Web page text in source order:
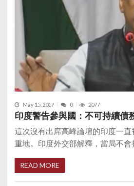
May 15, 2017 0 2077
印度警告參與國：不可持續債
這次沒有出席高峰論壇的印度一
重地。印度外交部解釋，當局不會
READ MORE